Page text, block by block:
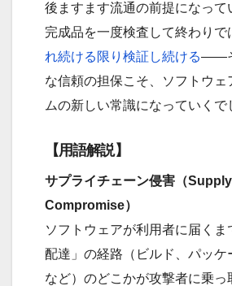
後ますます流通の前提になって
完成品を一度検査して終わりで
れ続ける限り検証し続ける——
な信頼の担保こそ、ソフトウェ
ムの新しい常識になっていくで
【用語解説】
サプライチェーン侵害（
Compromise）
ソフトウェアが利用者に届くま
配達」の経路（ビルド、パッケ
など）のどこかが攻撃者に乗っ